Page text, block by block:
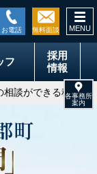
フ
採用
情報
談ができる税理士
町